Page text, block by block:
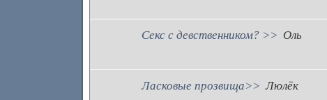
Секс с девственником? >> Оль
Ласковые прозвища>> Люлёк